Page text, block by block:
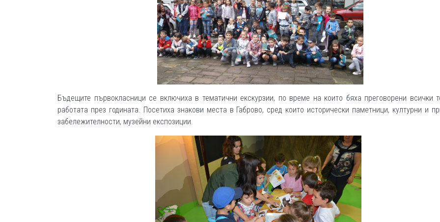
Бъдещите първокласници се включиха в тематични екскурзии, по време на които бяха преговорени всички
работата през годината. Посетиха знакови места в Габрово, сред които исторически паметници, културни и
забележителности, музейни експозиции.